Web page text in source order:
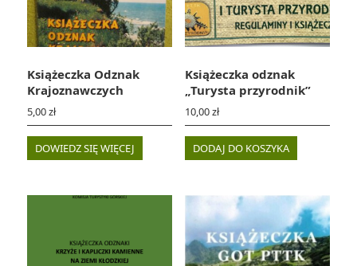
Książeczka Odznak
Krajoznawczych
5,00zł
DOWIEDZ SIĘ WIĘCEJ
Książeczka odznak
„Turysta przyrodnik”
10,00zł
DODAJ DO KOSZYKA